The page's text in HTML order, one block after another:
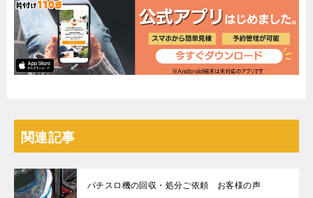
関連記事
パチスロ機の回収・処分ご依頼 お客様の声